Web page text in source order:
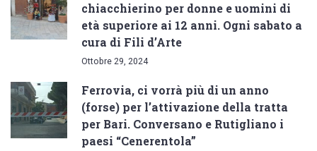
chiacchierino per donne e uomini di
età superiore ai 12 anni. Ogni sabato a
cura di Fili d’Arte
Ottobre 29, 2024
Ferrovia, ci vorrà più di un anno
(forse) per l’attivazione della tratta
per Bari. Conversano e Rutigliano i
paesi “Cenerentola”